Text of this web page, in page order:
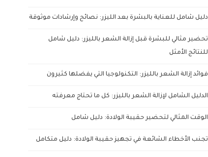
دليل شامل للعناية بالبشرة بعد الليزر: نصائح وإرشادات موثوقة
تحضير مثالي للبشرة قبل إزالة الشعر بالليزر: دليل شامل
للنتائج الأمثل
فوائد إزالة الشعر بالليزر: التكنولوجيا التي يفضلها كثيرون
الدليل الشامل لإزالة الشعر بالليزر: كل ما تحتاج معرفته
الوقت المثالي لتحضير حقيبة الولادة: دليل شامل
تجنب الأخطاء الشائعة في تجهيز حقيبة الولادة: دليل متكامل